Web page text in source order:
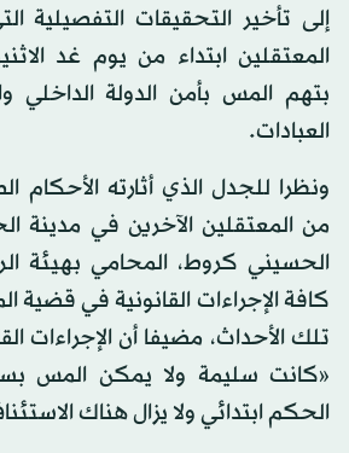
إلى تأخير التحقيقات التفصيلية
المعتقلين ابتداء من يوم غد
بتهم المس بأمن الدولة الداخلي
العبادات.
ونظرا للجدل الذي أثارته
من المعتقلين الآخرين في مدينة
الحسيني كروط، المحامي بهيئة
كافة الإجراءات القانونية في قضية
تلك الأحداث، مضيفا أن الإجراءات
«كانت سليمة ولا يمكن المس
الحكم ابتدائي ولا يزال هناك